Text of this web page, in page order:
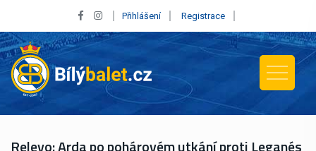
Přihlášení Registrace
Relevo: Arda po pohárovém utkání proti Leganés